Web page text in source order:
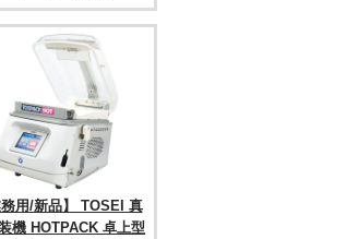
務用/新品】 TOSEI 真
機 HOTPACK 卓上型